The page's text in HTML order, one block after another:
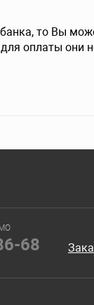
то Вы
оплаты они
68